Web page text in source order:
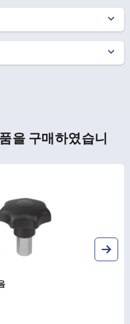
을 구매하였습니